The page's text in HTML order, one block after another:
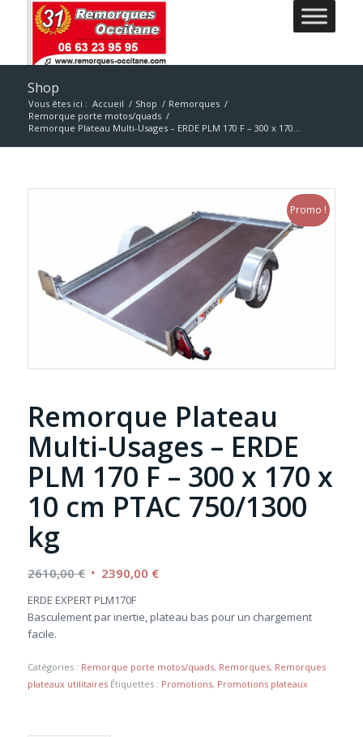
Shop
Vous êtes ici : Accueil / Shop / Remorques /
Remorque porte motos/quads /
Remorque Plateau Multi-Usages – ERDE PLM 170 F – 300 x 170...
Promo !
Remorque Plateau
Multi-Usages – ERDE
PLM 170 F – 300 x 170 x
10 cm PTAC 750/1300
kg
2610,00€ Le
initial
2390,00 €Le
actuel
ERDE EXPERT PLM170F
Basculement par inertie, plateau bas pour un chargement
facile.
Catégories : Remorque porte motos/quads, Remorques, Remorques
plateaux utilitaires Étiquettes : Promotions, Promotions plateaux